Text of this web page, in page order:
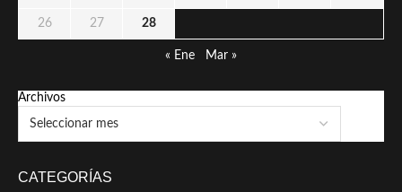
26 27 28
« Ene Mar »
Archivos
CATEGORÍAS